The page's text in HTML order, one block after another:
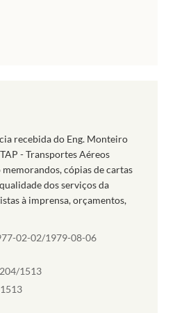
recebida do Eng. Monteiro
- Transportes Aéreos
cópias de cartas
dos serviços da
à imprensa, orçamentos,
02-02/1979-08-06
1513